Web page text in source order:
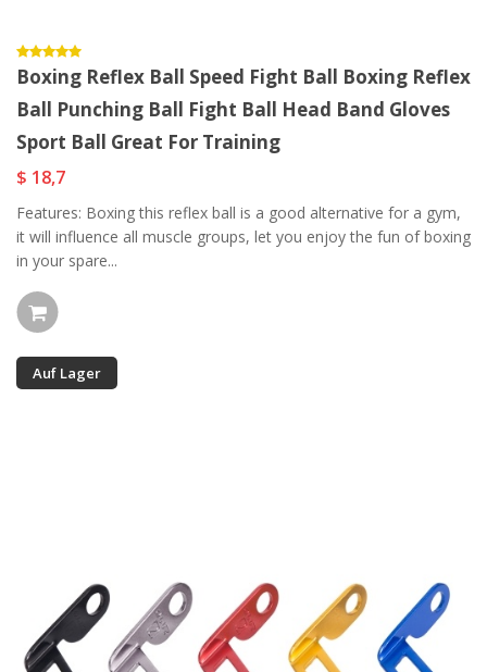
Boxing Reflex Ball Speed Fight Ball Boxing Reflex
Ball Punching Ball Fight Ball Head Band Gloves
Sport Ball Great For Training
$ 18,7
Features: Boxing this reflex ball is a good alternative for a gym,
it will influence all muscle groups, let you enjoy the fun of boxing
in your spare...
Auf Lager